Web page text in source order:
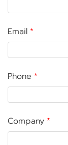
Email
Phone
Company